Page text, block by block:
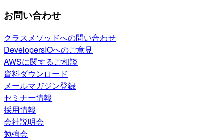
お問い合わせ
クラスメソッドへの問い合わせ
DevelopersIOへのご意見
AWSに関するご相談
資料ダウンロード
メールマガジン登録
セミナー情報
採用情報
会社説明会
勉強会